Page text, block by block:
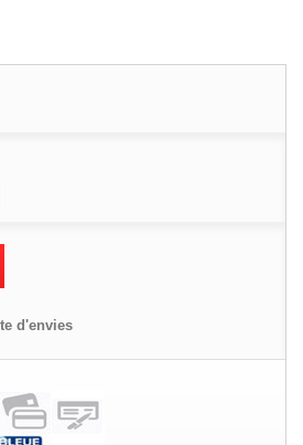
d'envies